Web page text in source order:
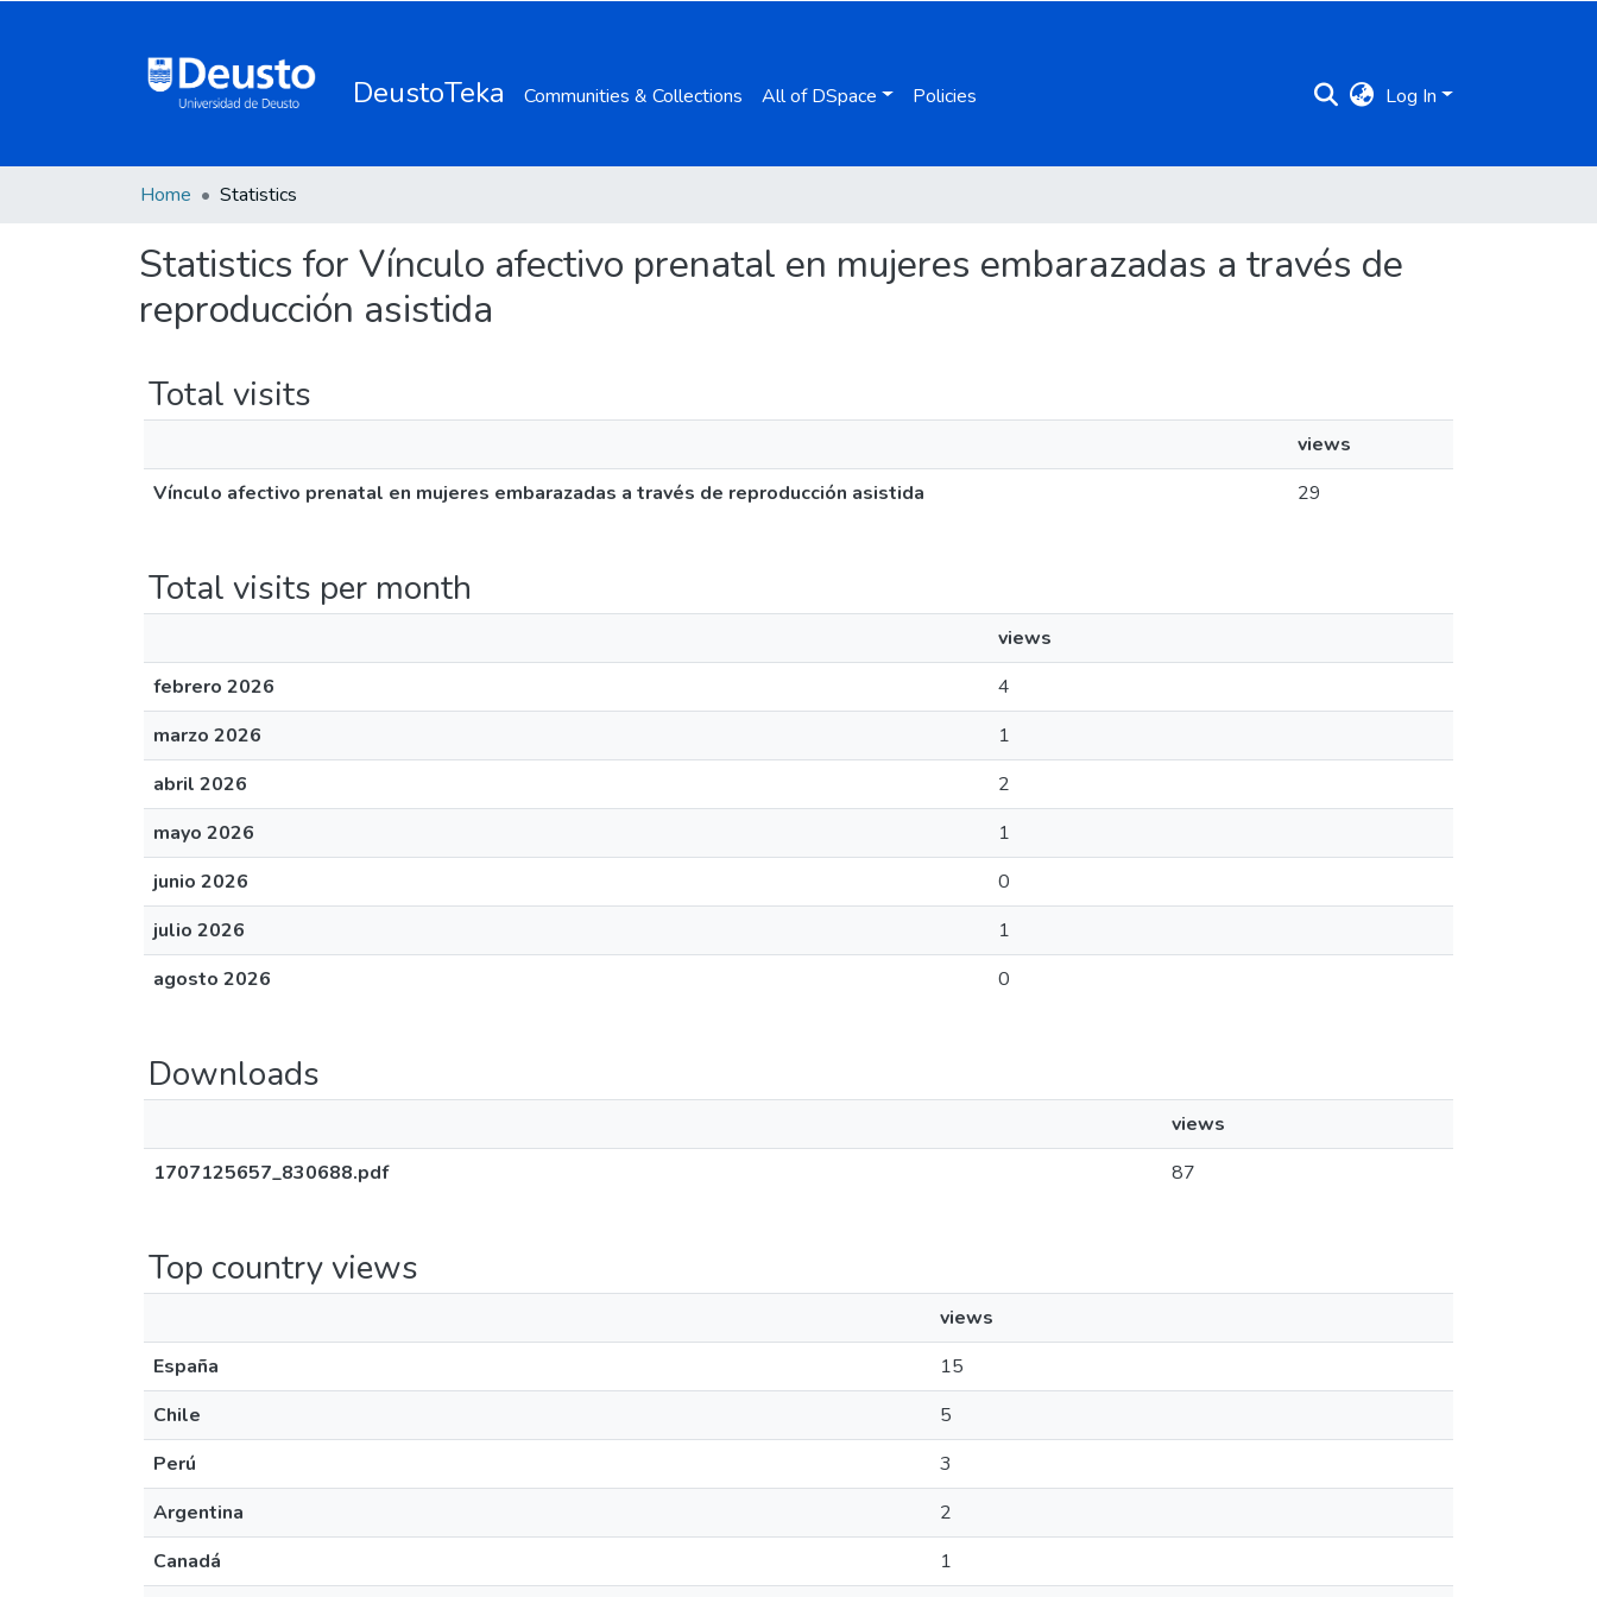
DeustoTeka Communities & Collections All of DSpace Policies Log In
Home Statistics
Statistics for Vínculo afectivo prenatal en mujeres embarazadas a través de
reproducción asistida
Total visits
views
Vínculo afectivo prenatal en mujeres embarazadas a través de reproducción asistida
29
Total visits per month
views
febrero 2026
4
marzo 2026
1
abril 2026
2
mayo 2026
1
junio 2026
0
julio 2026
1
agosto 2026
0
Downloads
views
1707125657_830688.pdf
87
Top country views
views
España
15
Chile
5
Perú
3
Argentina
2
Canadá
1